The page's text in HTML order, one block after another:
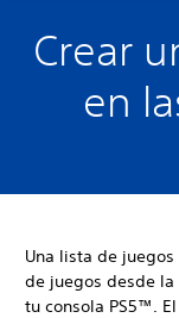
Crear
en
Una lista de
de juegos desde la
tu consola PS5™.